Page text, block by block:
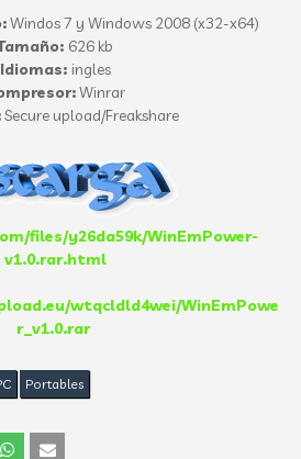
Windos 7 y Windows 2008 (x32-x64)
626 kb
Idiomas: ingles
Winrar
Secure upload/Freakshare
files/y26da59k/WinEmPower-
v1.0.rar.html
wtqcldld4wei/WinEmPowe
r_v1.0.rar
Portables